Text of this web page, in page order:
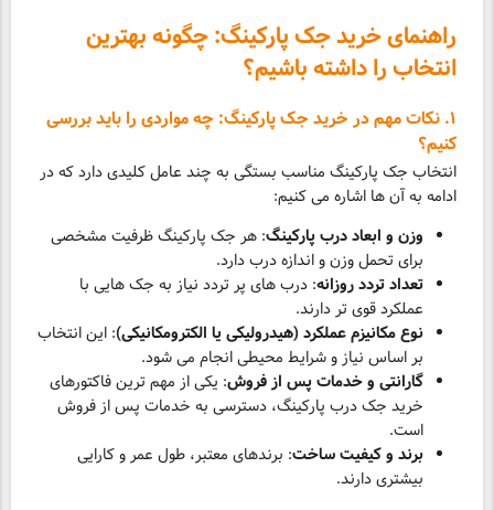
راهنمای خرید جک پارکینگ: چگونه بهترین
انتخاب را داشته باشیم؟
۱. نکات مهم در خرید جک پارکینگ: چه مواردی را باید بررسی
کنیم؟
انتخاب جک پارکینگ مناسب بستگی به چند عامل کلیدی دارد که در
ادامه به آن ها اشاره می کنیم:
وزن و ابعاد درب پارکینگ: هر جک پارکینگ ظرفیت مشخصی
برای تحمل وزن و اندازه درب دارد.
تعداد تردد روزانه: درب های پر تردد نیاز به جک هایی با
عملکرد قوی تر دارند.
نوع مکانیزم عملکرد (هیدرولیکی یا الکترومکانیکی): این انتخاب
بر اساس نیاز و شرایط محیطی انجام می شود.
گارانتی و خدمات پس از فروش: یکی از مهم ترین فاکتورهای
خرید جک درب پارکینگ، دسترسی به خدمات پس از فروش
است.
برند و کیفیت ساخت: برندهای معتبر، طول عمر و کارایی
بیشتری دارند.